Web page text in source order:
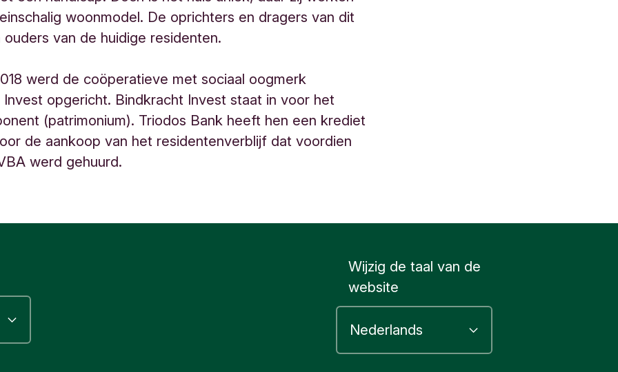
woonmodel. De oprichters en dragers van dit
ouders van de huidige residenten.
werd de coöperatieve met sociaal oogmerk
Invest opgericht. Bindkracht Invest staat in voor het
(patrimonium). Triodos Bank heeft hen een krediet
de aankoop van het residentenverblijf dat voordien
werd gehuurd.
Wijzig de taal van de
website